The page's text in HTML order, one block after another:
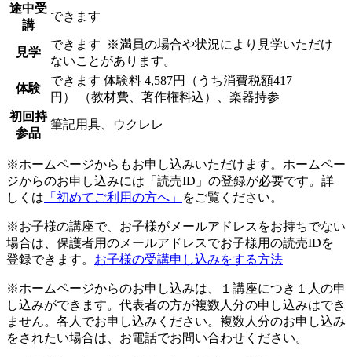
途中受
講
できます
見学
できます
※満員の場合や状況により見学いただけ
ないことがあります。
体験
できます 体験料 4,587円（うち消費税額417
円）
（教材費、著作権料込）、楽器持参
初回持
参品
筆記用具、ウクレレ
※ホームページからもお申し込みいただけます。ホームペー
ジからのお申し込みには「読売ID」の登録が必要です。詳
しくは 「初めてご利用の方へ」 をご覧ください。
※お子様の講座で、お子様がメールアドレスをお持ちでない
場合は、保護者用のメールアドレスでお子様用の読売IDを
登録できます。 お子様の受講申し込みをする方法
※ホームページからのお申し込みは、１講座につき１人の申
し込みができます。代表者の方が複数人分の申し込みはでき
ません。各人でお申し込みください。複数人分のお申し込み
をされたい場合は、お電話でお問い合わせください。